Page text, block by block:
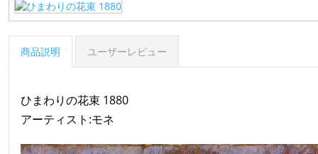
商品説明 ユーザーレビュー
ひまわりの花束 1880
アーティスト:モネ